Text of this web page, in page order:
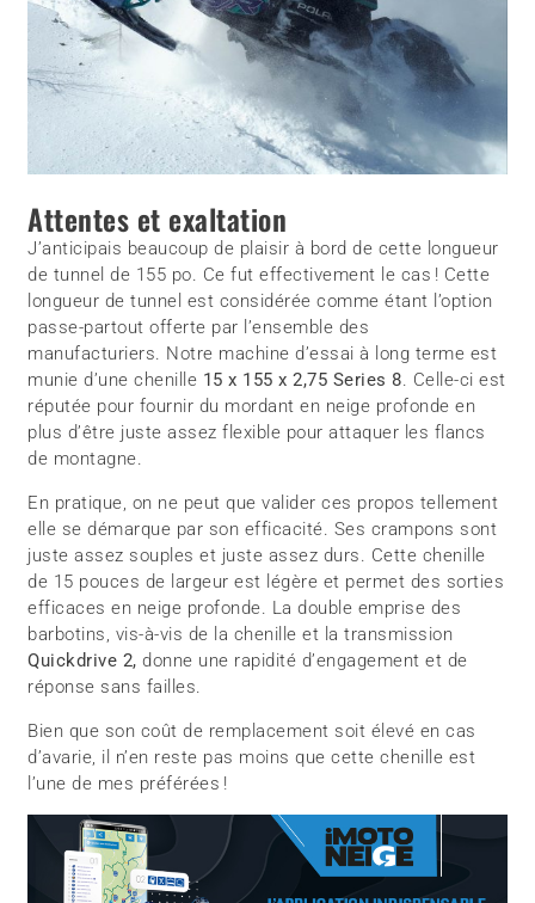
Attentes et exaltation
J’anticipais beaucoup de plaisir à bord de cette longueur
de tunnel de 155 po. Ce fut effectivement le cas ! Cette
longueur de tunnel est considérée comme étant l’option
passe-partout offerte par l’ensemble des
manufacturiers. Notre machine d’essai à long terme est
munie d’une chenille 15 x 155 x 2,75 Series 8. Celle-ci est
réputée pour fournir du mordant en neige profonde en
plus d’être juste assez flexible pour attaquer les flancs
de montagne.
En pratique, on ne peut que valider ces propos tellement
elle se démarque par son efficacité. Ses crampons sont
juste assez souples et juste assez durs. Cette chenille
de 15 pouces de largeur est légère et permet des sorties
efficaces en neige profonde. La double emprise des
barbotins, vis-à-vis de la chenille et la transmission
Quickdrive 2, donne une rapidité d’engagement et de
réponse sans failles.
Bien que son coût de remplacement soit élevé en cas
d’avarie, il n’en reste pas moins que cette chenille est
l’une de mes préférées !